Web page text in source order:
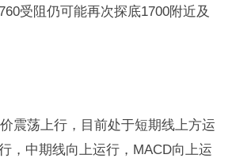
受阻仍可能再次探底1700附近及
震荡上行，目前处于短期线上方运
，中期线向上运行，MACD向上运